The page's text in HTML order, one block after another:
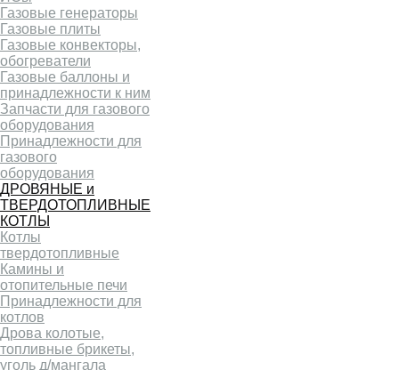
Газовые генераторы
Газовые плиты
Газовые конвекторы,
обогреватели
Газовые баллоны и
принадлежности к ним
Запчасти для газового
оборудования
Принадлежности для
газового
оборудования
ДРОВЯНЫЕ и
ТВЕРДОТОПЛИВНЫЕ
КОТЛЫ
Котлы
твердотопливные
Камины и
отопительные печи
Принадлежности для
котлов
Дрова колотые,
топливные брикеты,
уголь д/мангала